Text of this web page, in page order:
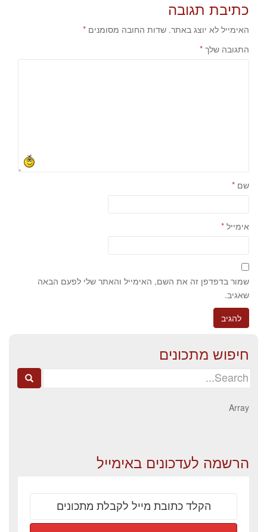
כתיבת תגובה
האימייל לא יוצג באתר. שדות החובה מסומנים *
התגובה שלך *
שם *
אימייל *
שמור בדפדפן זה את השם, האימייל והאתר שלי לפעם הבאה
שאגיב.
חיפוש מתכונים
Search
Array
הרשמה לעדכונים באימייל